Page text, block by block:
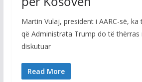
Martin Vulaj, president i AARC-së,
që Administrata Trump do të
diskutuar
Read More